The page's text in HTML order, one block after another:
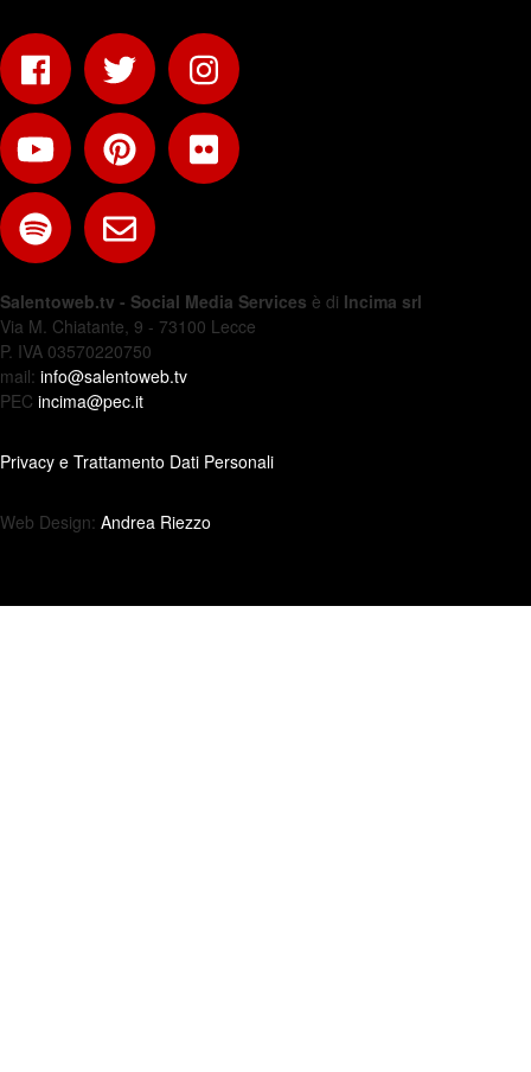
Salentoweb.tv - Social Media Services è di Incima srl
Via M. Chiatante, 9 - 73100 Lecce
P. IVA 03570220750
mail: info@salentoweb.tv
PEC incima@pec.it
Privacy e Trattamento Dati Personali
Web Design: Andrea Riezzo